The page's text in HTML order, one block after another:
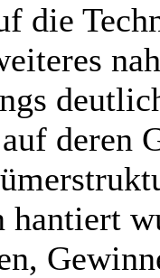
die
deren
hantiert